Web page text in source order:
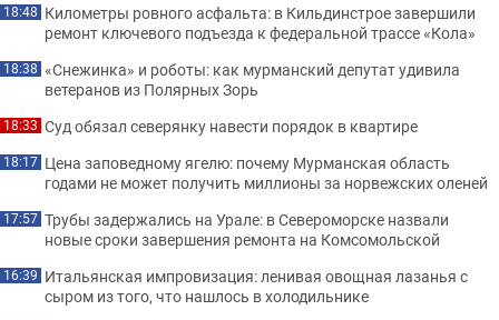
18:48 Километры ровного асфальта: в Кильдинстрое завершили
ремонт ключевого подъезда к федеральной трассе «Кола»
18:38 «Снежинка» и роботы: как мурманский депутат удивила
ветеранов из Полярных Зорь
18:33 Суд обязал северянку навести порядок в квартире
18:17 Цена заповедному ягелю: почему Мурманская область
годами не может получить миллионы за норвежских оленей
17:57 Трубы задержались на Урале: в Североморске назвали
новые сроки завершения ремонта на Комсомольской
16:39 Итальянская импровизация: ленивая овощная лазанья с
сыром из того, что нашлось в холодильнике